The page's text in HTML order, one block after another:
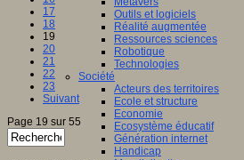
Outils et logiciels
Réalité augmentée
Ressources sciences
Robotique
Technologies
Société
Acteurs des territoires
Ecole et structure
Economie
Ecosystème éducatif
Génération internet
Handicap
17
18
19
20
21
22
23
Suivant
Page 19 sur 55